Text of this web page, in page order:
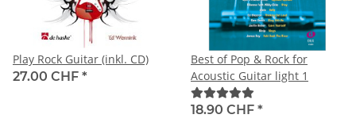
Play Rock Guitar (inkl. CD)
27.00 CHF *
Best of Pop & Rock for
Acoustic Guitar light 1
18.90 CHF *